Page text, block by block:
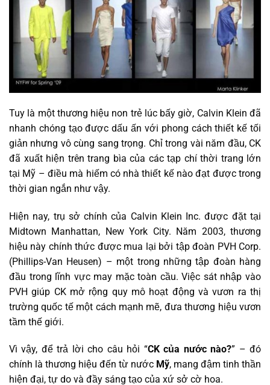
Tuy là một thương hiệu non trẻ lúc bấy giờ, Calvin Klein đã
nhanh chóng tạo được dấu ấn với phong cách thiết kế tối
giản nhưng vô cùng sang trọng. Chỉ trong vài năm đầu, CK
đã xuất hiện trên trang bìa của các tạp chí thời trang lớn
tại Mỹ – điều mà hiếm có nhà thiết kế nào đạt được trong
thời gian ngắn như vậy.
Hiện nay, trụ sở chính của Calvin Klein Inc. được đặt tại
Midtown Manhattan, New York City. Năm 2003, thương
hiệu này chính thức được mua lại bởi tập đoàn PVH Corp.
(Phillips-Van Heusen) – một trong những tập đoàn hàng
đầu trong lĩnh vực may mặc toàn cầu. Việc sát nhập vào
PVH giúp CK mở rộng quy mô hoạt động và vươn ra thị
trường quốc tế một cách mạnh mẽ, đưa thương hiệu vươn
tầm thế giới.
Vì vậy, để trả lời cho câu hỏi “CK của nước nào?” – đó
chính là thương hiệu đến từ nước Mỹ, mang đậm tinh thần
hiện đại, tự do và đầy sáng tạo của xứ sở cờ hoa.